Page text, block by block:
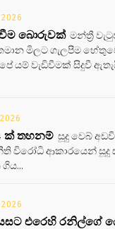
බොරුවක් මන්ත්‍රී
මිලට ගැලපීම
යම් වැඩිවීමක් සිදුවී
ක් තහනම් සූදු වෙබ්
විරෝධි ආකාරයෙන්
එරෙහි රනිල්ගේ